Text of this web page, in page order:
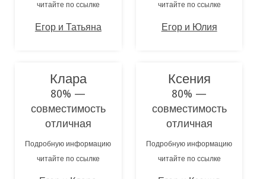
читайте по ссылке
Егор и Татьяна
читайте по ссылке
Егор и Юлия
Клара
80% —
совместимость
отличная
Подробную информацию
читайте по ссылке
Ксения
80% —
совместимость
отличная
Подробную информацию
читайте по ссылке